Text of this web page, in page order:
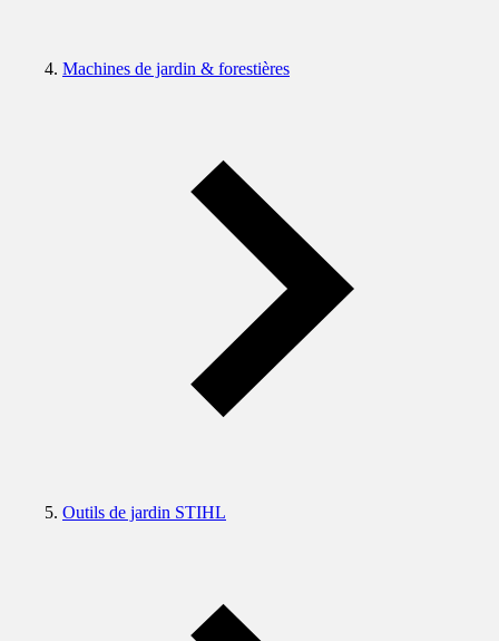
Machines de jardin & forestières
Outils de jardin STIHL